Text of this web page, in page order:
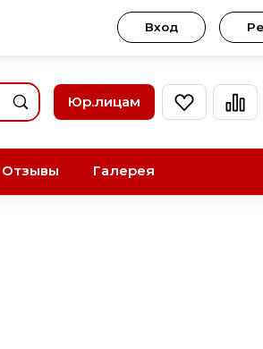
Вход
Юр.лицам
Отзывы Галерея